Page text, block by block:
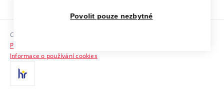
Sociální bezpečí
HR Award
Kontakty
Copyright © 2026 VUT
Prohlášení o přístupnosti
Informace o používání cookies
Povolit pouze nezbytné